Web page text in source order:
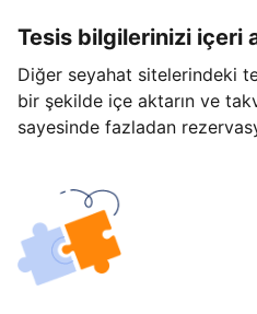
Tesis bilgilerinizi içeri
Diğer seyahat sitelerindeki
bir şekilde içe aktarın ve
sayesinde fazladan